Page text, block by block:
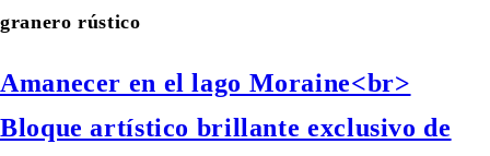
granero rústico
Amanecer en el lago Moraine<br>
Bloque artístico brillante exclusivo de